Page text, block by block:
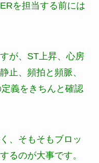
を担当する前には
が、ST上昇、心房
止、頻拍と頻脈、
義をきちんと確認
、そもそもブロッ
るのが大事です。